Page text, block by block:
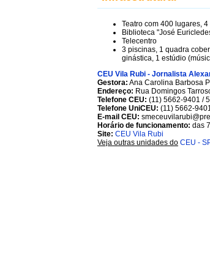
Teatro com 400 lugares,
Biblioteca "José
Telecentro
3 piscinas, 1 quadra
ginástica, 1 estúdio
CEU Vila Rubi - Jornalista
Gestora: Ana Carolina Barbosa
Endereço: Rua Domingos
Telefone CEU: (11) 5662-9401 /
Telefone UniCEU: (11) 5662-
E-mail CEU:
Horário de funcionamento: das
Site: CEU Vila Rubi
Veja outras unidades do CEU -